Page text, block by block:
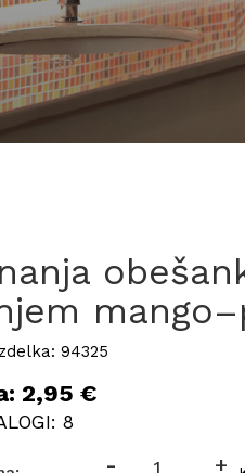
94325
2,95 €
8
- +